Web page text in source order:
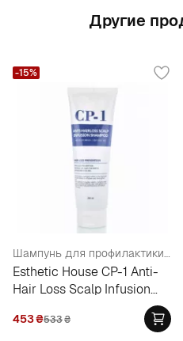
Другие
Шампунь для профилактики и лечения выпадения волос
Esthetic House CP-1 Anti-
Hair Loss Scalp Infusion
453₴533₴
-15%